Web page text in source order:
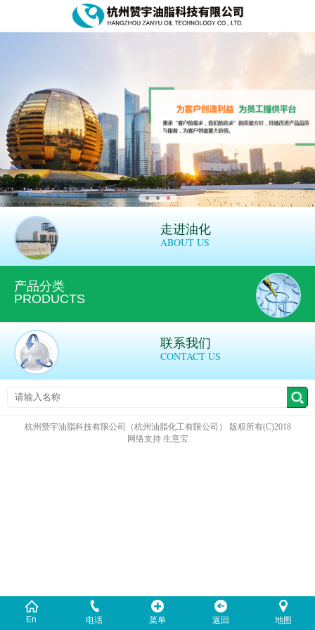
走进油化
ABOUT US
产品分类
PRODUCTS
联系我们
CONTACT US
杭州赞宇油脂科技有限公司（杭州油脂化工有限公司）
版权所有(C)2018
网络支持生意宝
En 电话 菜单 返回 地图